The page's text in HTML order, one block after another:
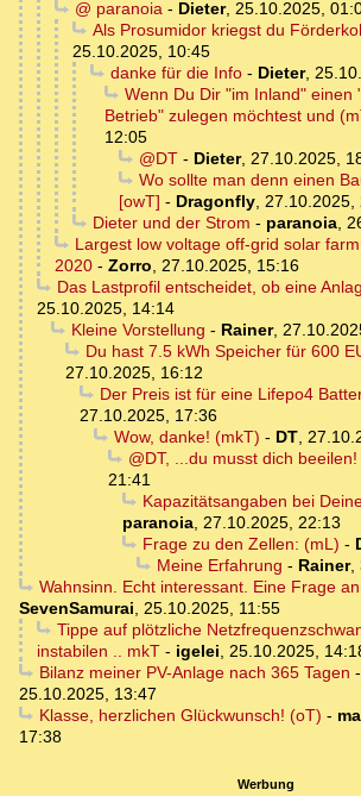
@ paranoia- Dieter, 25.10.2025,
Als Prosumidor kriegst du
25.10.2025, 10:45
danke für die Info- Dieter,
Wenn Du Dir "im Inland" einen
Betrieb" zulegen möchtest und
12:05
@DT- Dieter, 27.10.2025,
Wo sollte man denn einen
[owT] - Dragonfly, 27.10.2025,
Dieter und der Strom - paranoia,
Largest low voltage off-grid solar
2020 - Zorro, 27.10.2025, 15:16
Das Lastprofil entscheidet, ob eine
25.10.2025, 14:14
Kleine Vorstellung - Rainer,
Du hast 7.5 kWh Speicher für 600
27.10.2025, 16:12
Der Preis ist für eine Lifepo4
27.10.2025, 17:36
Wow, danke! (mkT) - DT,
@DT, ...du musst dich beeilen!
21:41
Kapazitätsangaben bei
paranoia, 27.10.2025, 22:13
Frage zu den Zellen: (mL) -
Meine Erfahrung - Rainer,
Wahnsinn. Echt interessant. Eine Frage
SevenSamurai, 25.10.2025, 11:55
Tippe auf plötzliche
instabilen .. mkT - igelei, 25.10.2025,
Bilanz meiner PV-Anlage nach 365 Tagen -
25.10.2025, 13:47
Klasse, herzlichen Glückwunsch! (oT) -
17:38
Werbung